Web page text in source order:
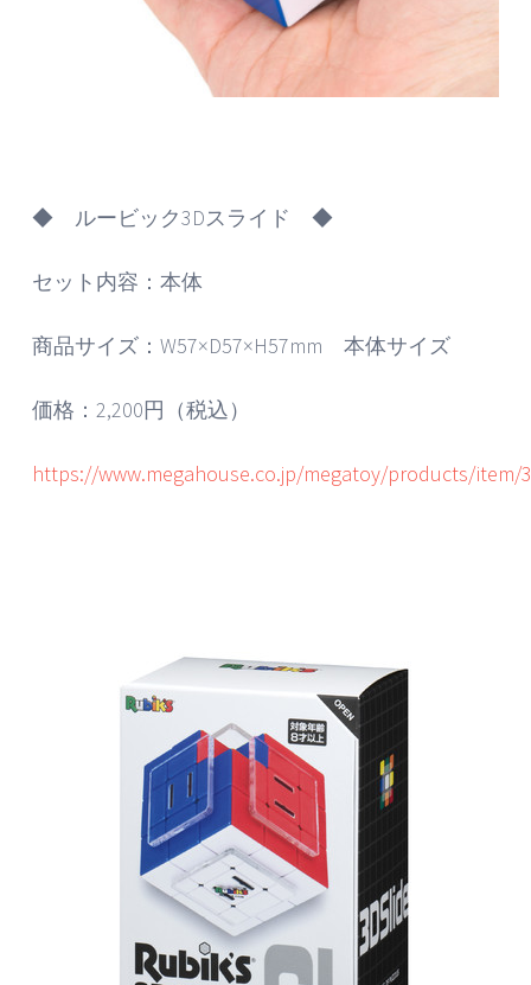
◆ ルービック3Dスライド ◆
セット内容：本体
商品サイズ：W57×D57×H57mm 本体サイズ
価格：2,200円（税込）
https://www.megahouse.co.jp/megatoy/products/item/